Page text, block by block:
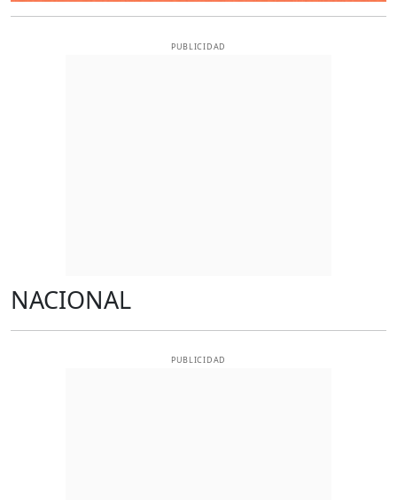
PUBLICIDAD
NACIONAL
PUBLICIDAD